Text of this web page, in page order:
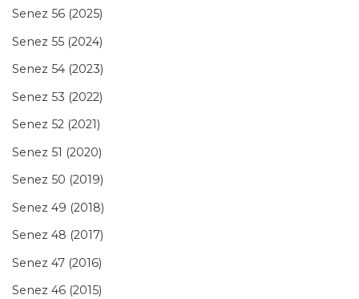
Senez 56 (2025)
Senez 55 (2024)
Senez 54 (2023)
Senez 53 (2022)
Senez 52 (2021)
Senez 51 (2020)
Senez 50 (2019)
Senez 49 (2018)
Senez 48 (2017)
Senez 47 (2016)
Senez 46 (2015)